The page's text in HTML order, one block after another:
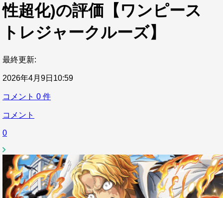
性超化)の評価【ワンピース
トレジャークルーズ】
最終更新:
2026年4月9日10:59
コメント 0 件
コメント
0